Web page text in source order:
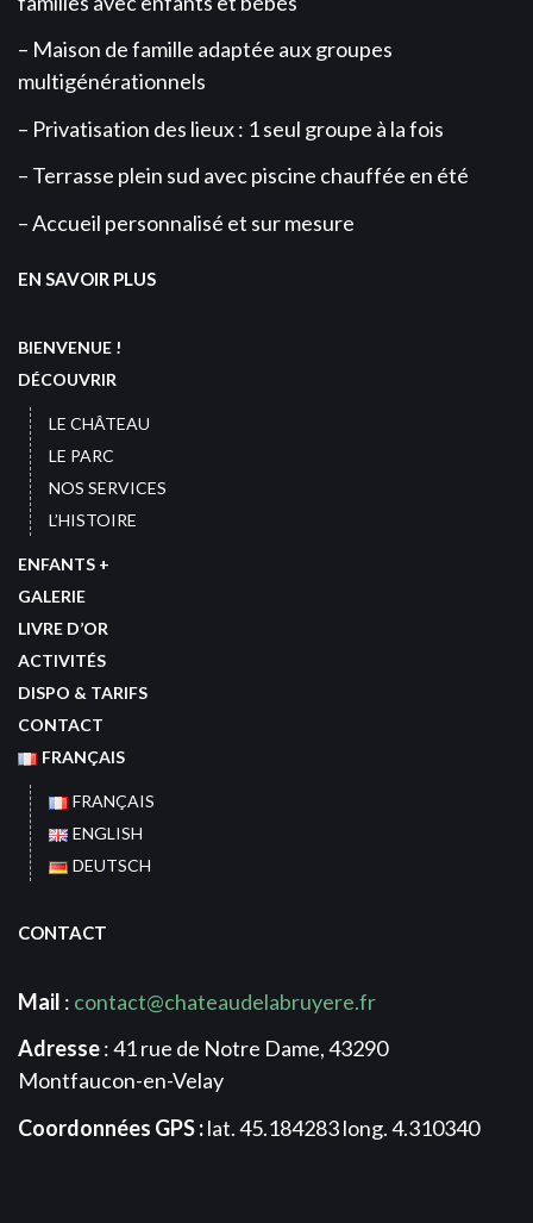
– Maison de famille adaptée aux groupes
multigénérationnels
– Privatisation des lieux : 1 seul groupe à la fois
– Terrasse plein sud avec piscine chauffée en été
– Accueil personnalisé et sur mesure
EN SAVOIR PLUS
BIENVENUE !
DÉCOUVRIR
LE CHÂTEAU
LE PARC
NOS SERVICES
L’HISTOIRE
ENFANTS +
GALERIE
LIVRE D’OR
ACTIVITÉS
DISPO & TARIFS
CONTACT
FRANÇAIS
FRANÇAIS
ENGLISH
DEUTSCH
CONTACT
Mail : contact@chateaudelabruyere.fr
Adresse: 41 rue de Notre Dame, 43290
Montfaucon-en-Velay
Coordonnées GPS :lat. 45.184283 long. 4.310340